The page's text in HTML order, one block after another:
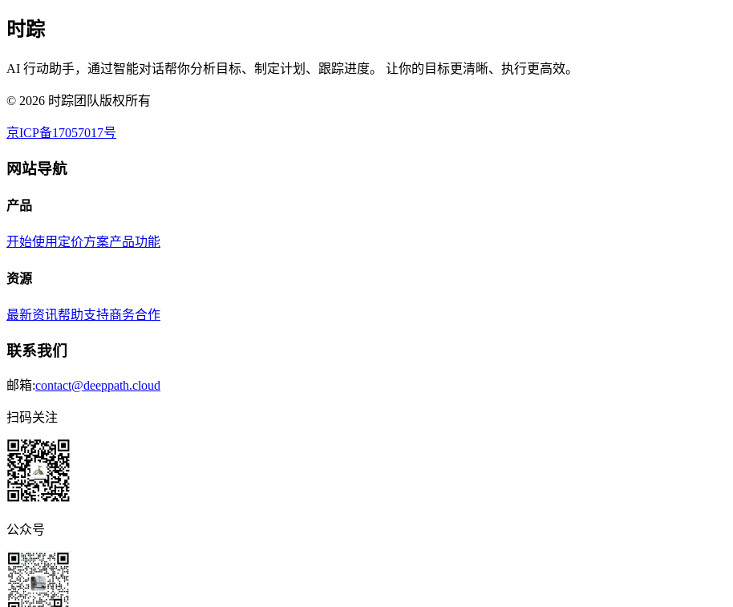
时踪
AI 行动助手，通过智能对话帮你分析目标、制定计划、跟踪进度。 让你的目标更清晰、执行更高效。
© 2026 时踪团队版权所有
京ICP备17057017号
网站导航
产品
开始使用 定价方案产品功能
资源
最新资讯帮助支持商务合作
联系我们
邮箱:contact@deeppath.cloud
扫码关注
公众号